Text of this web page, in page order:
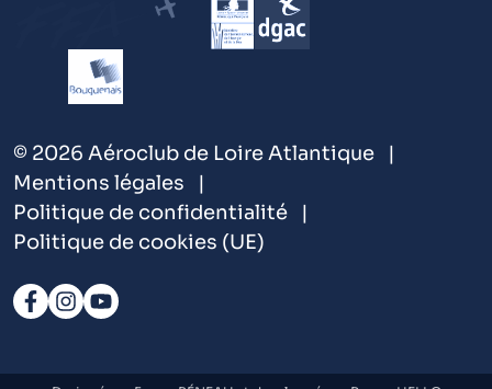
© 2026 Aéroclub de Loire Atlantique
Mentions légales
Politique de confidentialité
Politique de cookies (UE)
Suivez-nous sur Facebook
Suivez-nous sur Instagram
Nous suivre sur YouTube